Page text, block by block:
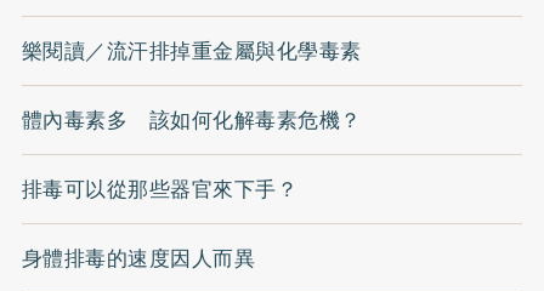
樂閱讀／流汗排掉重金屬與化學毒素
體內毒素多 該如何化解毒素危機？
排毒可以從那些器官來下手？
身體排毒的速度因人而異